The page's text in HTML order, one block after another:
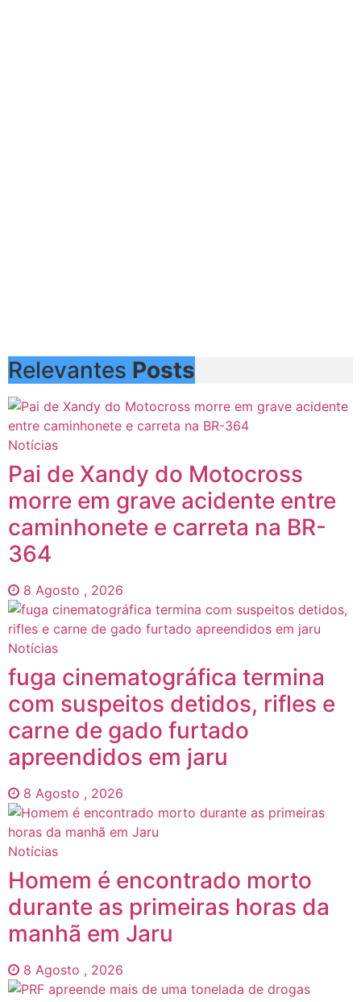
Relevantes Posts
Notícias
Pai de Xandy do Motocross
morre em grave acidente entre
caminhonete e carreta na BR-
364
8 Agosto , 2026
Notícias
fuga cinematográfica termina
com suspeitos detidos, rifles e
carne de gado furtado
apreendidos em jaru
8 Agosto , 2026
Notícias
Homem é encontrado morto
durante as primeiras horas da
manhã em Jaru
8 Agosto , 2026